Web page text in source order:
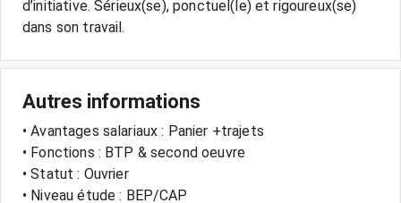
d’initiative. Sérieux(se), ponctuel(le) et rigoureux(se)
dans son travail.
Autres informations
• Avantages salariaux : Panier +trajets
• Fonctions : BTP & second oeuvre
• Statut : Ouvrier
• Niveau étude : BEP/CAP